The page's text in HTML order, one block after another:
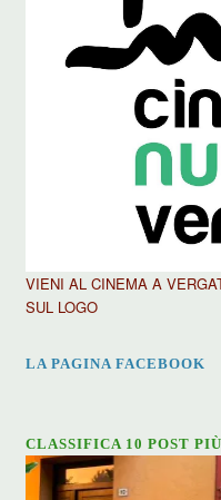
VIENI AL CINEMA A
SUL LOGO
LA PAGINA FACEBOOK
CLASSIFICA 10 POST